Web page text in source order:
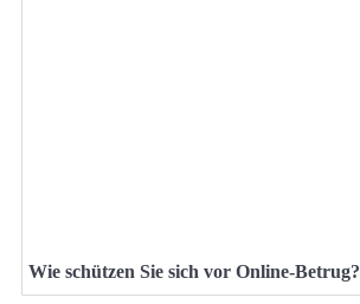
Wie schützen Sie sich vor Online-Betrug?